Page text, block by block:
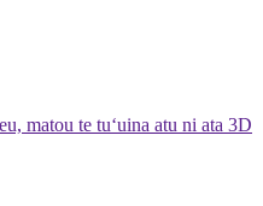
matou te tuʻuina atu ni ata 3D